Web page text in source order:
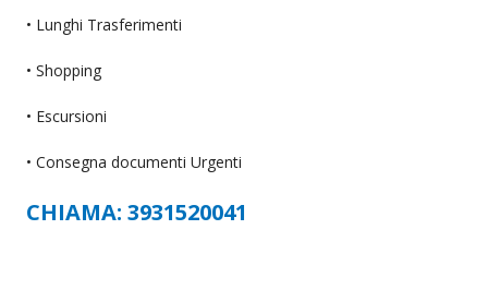
• Lunghi Trasferimenti
• Shopping
• Escursioni
• Consegna documenti Urgenti
CHIAMA: 3931520041